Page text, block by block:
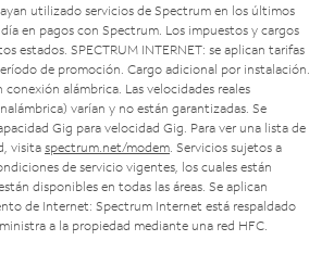
utilizado servicios de Spectrum en los últimos
en pagos con Spectrum. Los impuestos y cargos
estados. SPECTRUM INTERNET: se aplican tarifas
de promoción. Cargo adicional por instalación.
conexión alámbrica. Las velocidades reales
varían y no están garantizadas. Se
Gig para velocidad Gig. Para ver una lista de
visita spectrum.net/modem . Servicios sujetos a
de servicio vigentes, los cuales están
disponibles en todas las áreas. Se aplican
de Internet: Spectrum Internet está respaldado
a la propiedad mediante una red HFC.